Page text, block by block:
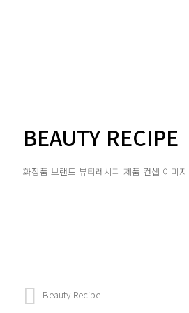
BEAUTY RECIPE
화장품 브랜드 뷰티레시피 제품 컨셉 이미지
Beauty Recipe